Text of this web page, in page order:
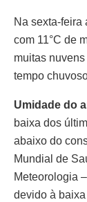
Na sexta-feira
com 11°C de
muitas
tempo
Umidade do
baixa dos
abaixo do
Mundial de
Meteorologia
devido à